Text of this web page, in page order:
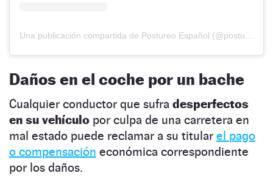
Una publicación compartida de Postureo Español (@postureoespanol)
Daños en el coche por un bache
Cualquier conductor que sufra desperfectos
en su vehículo por culpa de una carretera en
mal estado puede reclamar a su titular el pago
o compensación económica correspondiente
por los daños.